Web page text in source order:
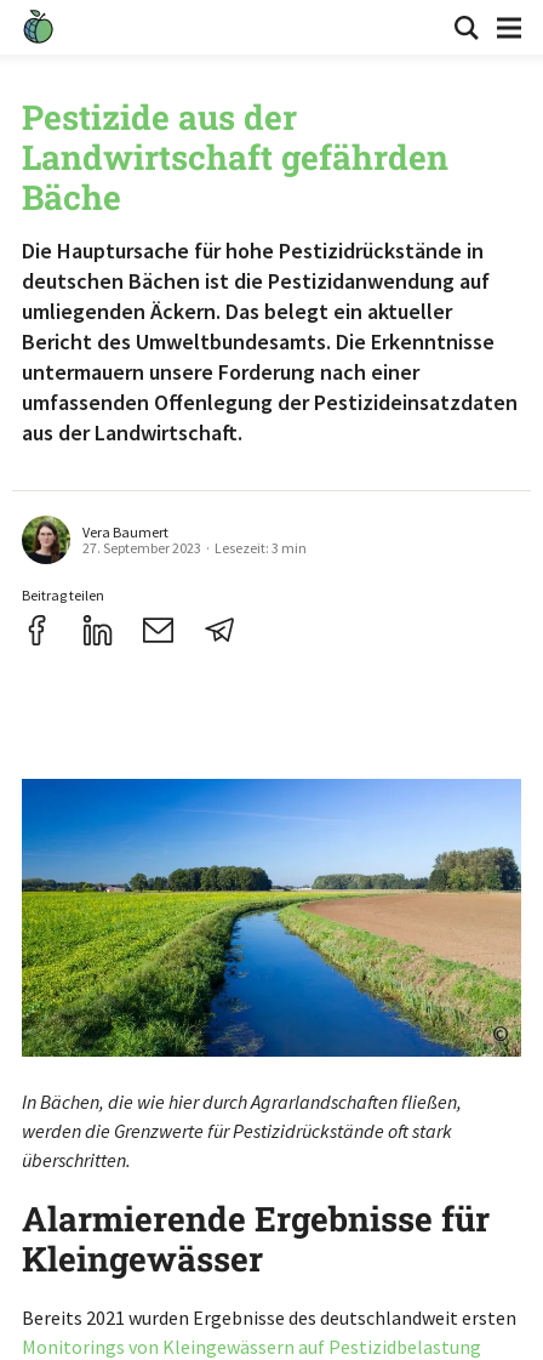
Pestizide aus der
Landwirtschaft gefährden
Bäche
Die Hauptursache für hohe Pestizidrückstände in
deutschen Bächen ist die Pestizidanwendung auf
umliegenden Äckern. Das belegt ein aktueller
Bericht des Umweltbundesamts. Die Erkenntnisse
untermauern unsere Forderung nach einer
umfassenden Offenlegung der Pestizideinsatzdaten
aus der Landwirtschaft.
Vera Baumert
27. September 2023 · Lesezeit: 3 min
Beitrag teilen
©
In Bächen, die wie hier durch Agrarlandschaften fließen,
werden die Grenzwerte für Pestizidrückstände oft stark
überschritten.
Alarmierende Ergebnisse für
Kleingewässer
Bereits 2021 wurden Ergebnisse des deutschlandweit ersten
Monitorings von Kleingewässern auf Pestizidbelastung